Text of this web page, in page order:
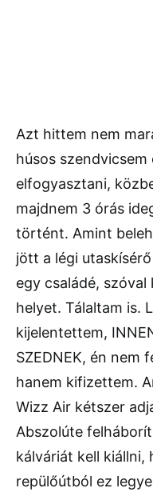
Azt hittem nem
húsos szendvicsem
elfogyasztani,
majdnem 3 órás
történt. Amint
jött a légi
egy családé, szóval
helyet. Tálaltam is.
kijelentettem,
SZEDNEK, én nem
hanem kifizettem.
Wizz Air kétszer
Abszolúte
kálváriát kell kiállni,
repülőútból ez